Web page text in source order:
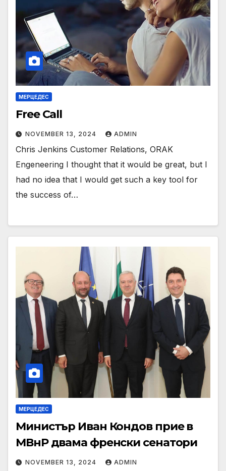
МЕРЦЕДЕС
Free Call
NOVEMBER 13, 2024 ADMIN
Chris Jenkins Customer Relations, ORAK
Engeneering I thought that it would be great, but I
had no idea that I would get such a key tool for
the success of…
МЕРЦЕДЕС
Министър Иван Кондов прие в
МВнР двама френски сенатори
NOVEMBER 13, 2024 ADMIN